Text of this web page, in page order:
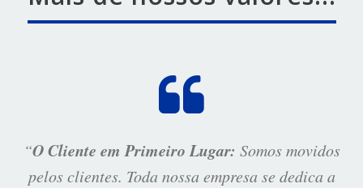
“O Cliente em Primeiro Lugar: Somos movidos
pelos clientes. Toda nossa empresa se dedica a